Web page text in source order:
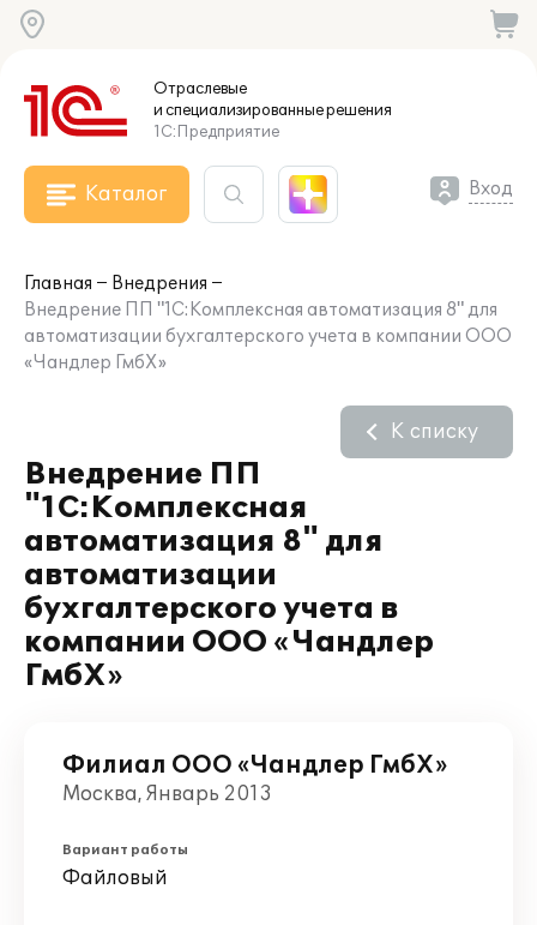
Отраслевые
и специализированныерешения
1С:Предприятие
Каталог Вход
Главная
Внедрения
Внедрение ПП "1С:Комплексная автоматизация 8" для
автоматизации бухгалтерского учета в компании ООО
«Чандлер ГмбХ»
Внедрение ПП
"1С:Комплексная
автоматизация 8" для
автоматизации
бухгалтерского учета в
компании ООО «Чандлер
ГмбХ»
К списку
Филиал ООО «Чандлер ГмбХ»
Москва, Январь 2013
Вариант работы
Файловый